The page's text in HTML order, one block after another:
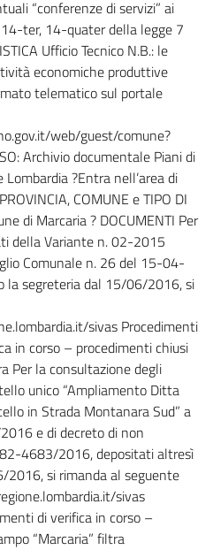
“conferenze di servizi” ai
ter, 14-quater della legge 7
Ufficio Tecnico N.B.: le
economiche produttive
telematico sul portale
web/guest/comune?
Archivio documentale Piani di
?Entra nell’area di
COMUNE e TIPO DI
di Marcaria ? DOCUMENTI Per
della Variante n. 02-2015
Comunale n. 26 del 15-04-
la segreteria dal 15/06/2016, si
sivas Procedimenti
in corso – procedimenti chiusi
Per la consultazione degli
unico “Ampliamento Ditta
in Strada Montanara Sud” a
e di decreto di non
4683/2016, depositati altresì
2016, si rimanda al seguente
sivas
di verifica in corso –
“Marcaria” filtra